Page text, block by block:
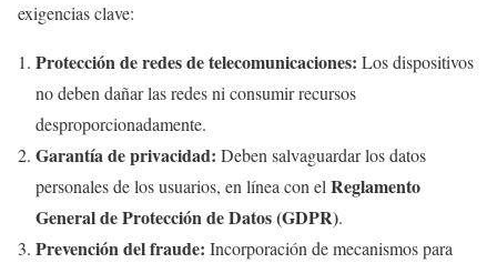
exigencias clave:
Protección de redes de telecomunicaciones: Los dispositivos
no deben dañar las redes ni consumir recursos
desproporcionadamente.
Garantía de privacidad: Deben salvaguardar los datos
personales de los usuarios, en línea con elReglamento
General de Protección de Datos (GDPR).
Prevención del fraude: Incorporación de mecanismos para